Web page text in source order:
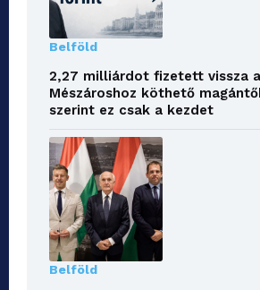
Belföld
2,27 milliárdot fizetett vissza
Mészároshoz köthető
szerint ez csak a kezdet
Belföld